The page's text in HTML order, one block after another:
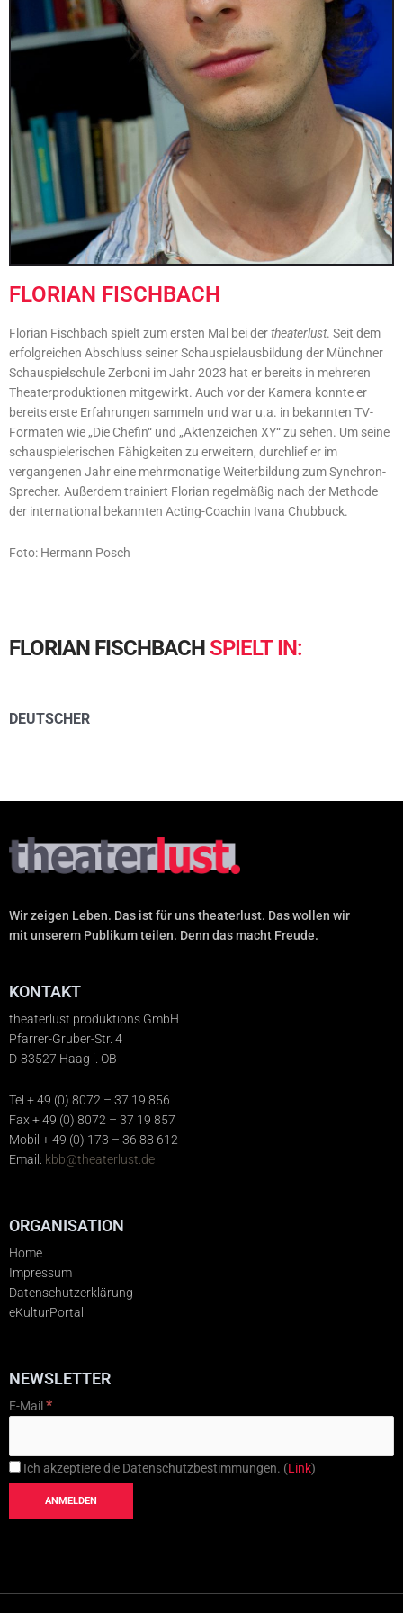
FLORIAN FISCHBACH
Florian Fischbach spielt zum ersten Mal bei dertheaterlust. Seit dem
erfolgreichen Abschluss seiner Schauspielausbildung der Münchner
Schauspielschule Zerboni im Jahr 2023 hat er bereits in mehreren
Theaterproduktionen mitgewirkt. Auch vor der Kamera konnte er
bereits erste Erfahrungen sammeln und war u.a. in bekannten TV-
Formaten wie „Die Chefin“ und „Aktenzeichen XY“ zu sehen. Um seine
schauspielerischen Fähigkeiten zu erweitern, durchlief er im
vergangenen Jahr eine mehrmonatige Weiterbildung zum Synchron-
Sprecher. Außerdem trainiert Florian regelmäßig nach der Methode
der international bekannten Acting-Coachin Ivana Chubbuck.
Foto: Hermann Posch
FLORIAN FISCHBACH SPIELT IN:
DEUTSCHER
Wir zeigen Leben. Das ist für uns theaterlust. Das wollen wir
mit unserem Publikum teilen. Denn das macht Freude.
KONTAKT
theaterlust produktions GmbH
Pfarrer-Gruber-Str. 4
D-83527 Haag i. OB
Tel + 49 (0) 8072 – 37 19 856
Fax + 49 (0) 8072 – 37 19 857
Mobil + 49 (0) 173 – 36 88 612
Email: kbb@theaterlust.de
ORGANISATION
Home
Impressum
Datenschutzerklärung
eKulturPortal
NEWSLETTER
E-Mail *
Ich akzeptiere die Datenschutzbestimmungen. (Link)